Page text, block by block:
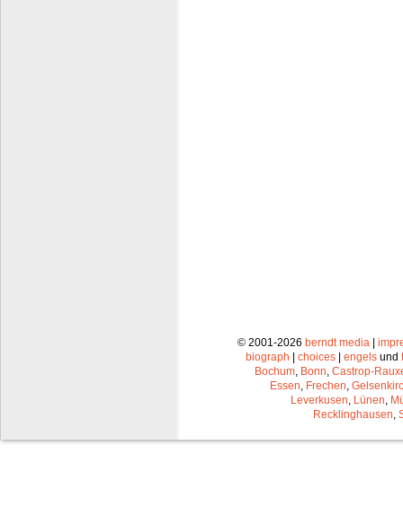
© 2001-2026 berndt media |
biograph | choices | engels und
Bochum Bonn Castrop-
Essen Frechen
Leverkusen Lünen
Recklinghausen